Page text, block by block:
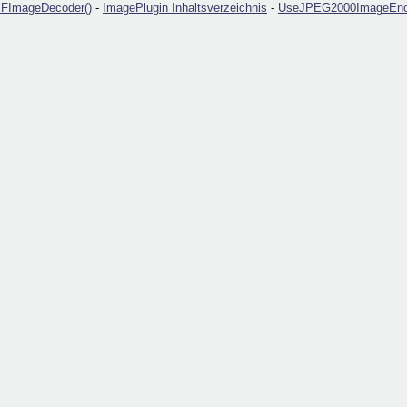
- ImagePlugin Inhaltsverzeichnis -